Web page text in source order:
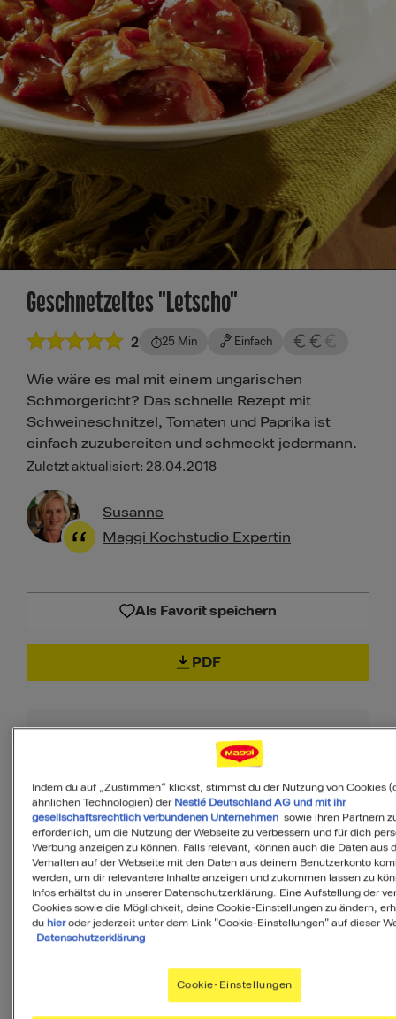
Geschnetzeltes "Letscho"
2 25 Min Einfach
Wie wäre es mal mit einem ungarischen
Schmorgericht? Das schnelle Rezept mit
Schweineschnitzel, Tomaten und Paprika ist
einfach zuzubereiten und schmeckt jedermann.
Zuletzt aktualisiert: 28.04.2018
Susanne
Maggi Kochstudio Expertin
Als Favorit speichern
PDF
90
von 100
MyMenu IQ™
Ist diese Mahlzeit
MyMenuIQ hilft Dir, deinen Körper mit
Indem du auf „Zustimmen“ klickst, stimmst du der Nutzung von Cookies
ähnlichen Technologien) der Nestlé Deutschland AG und mit ihr
gesellschaftsrechtlich verbundenen Unternehmensowie ihren Partnern
erforderlich, um die Nutzung der Webseite zu verbessern und für dich
Werbung anzeigen zu können. Falls relevant, können auch die Daten aus
Verhalten auf der Webseite mit den Daten aus deinem Benutzerkonto
werden, um dir relevantere Inhalte anzeigen und zukommen lassen zu
Infos erhältst du in unserer Datenschutzerklärung. Eine Aufstellung der
Cookies sowie die Möglichkeit, deine Cookie-Einstellungen zu ändern,
du hieroder jederzeit unter dem Link "Cookie-Einstellungen" auf dieser
Datenschutzerklärung
Cookie-Einstellungen